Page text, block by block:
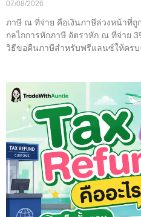
07/08/2026
ภาษี ณ ที่จ่าย คือเงินภาษีล่วงหน้าที่ถู
กลไกการหักภาษี อัตราหัก ณ ที่จ่าย
วิธีขอคืนภาษีสำหรับฟรีแลนซ์ให้คร